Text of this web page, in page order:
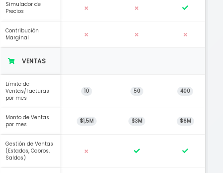
Simulador de
Precios
Contribución
Marginal
VENTAS
Límite de
Ventas/Facturas
por mes
10 50 400
Monto de Ventas
por mes
$1,5M $3M $6M
Gestión de Ventas
(Estados, Cobros,
Saldos)